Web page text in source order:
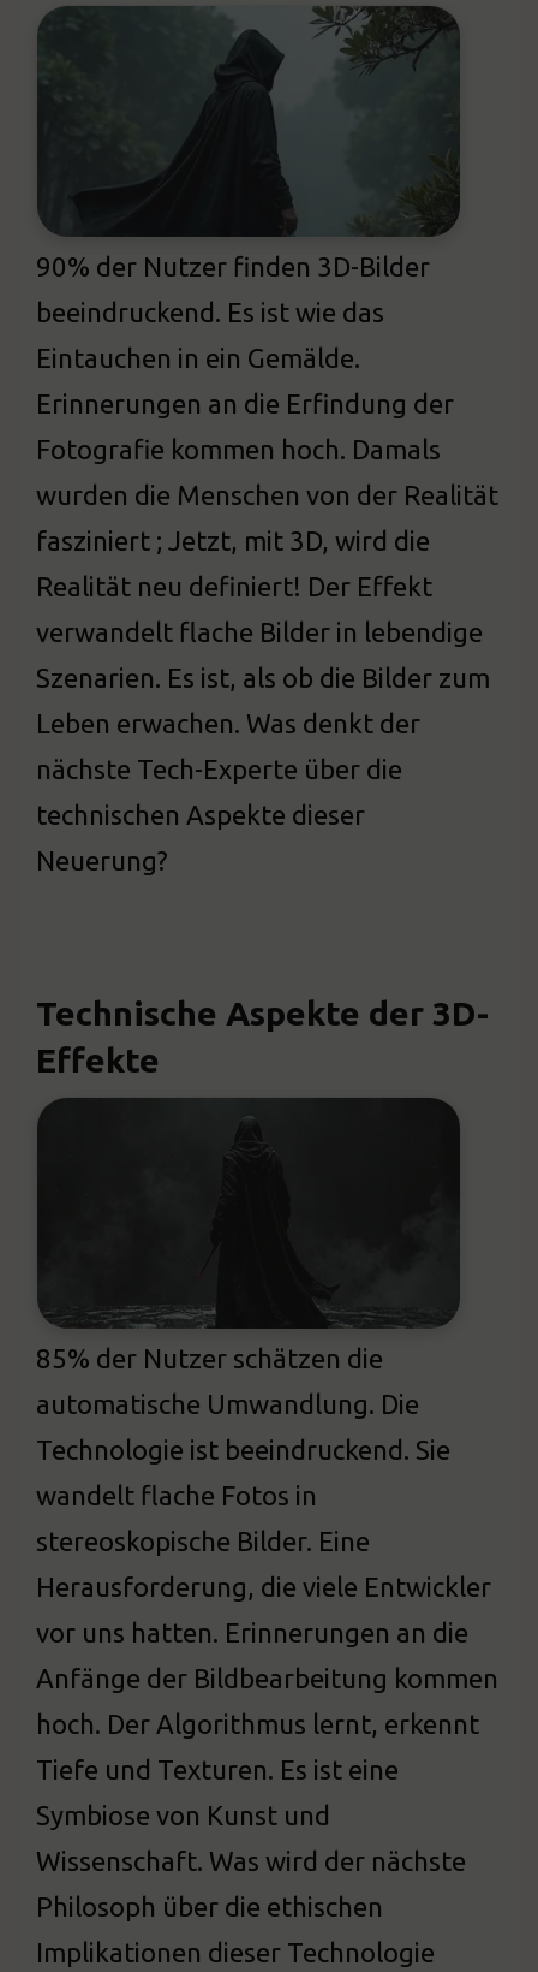
90% der Nutzer finden 3D-Bilder
beeindruckend. Es ist wie das
Eintauchen in ein Gemälde.
Erinnerungen an die Erfindung der
Fotografie kommen hoch. Damals
wurden die Menschen von der Realität
fasziniert ; Jetzt, mit 3D, wird die
Realität neu definiert! Der Effekt
verwandelt flache Bilder in lebendige
Szenarien. Es ist, als ob die Bilder zum
Leben erwachen. Was denkt der
nächste Tech-Experte über die
technischen Aspekte dieser
Neuerung?
Technische Aspekte der 3D-
Effekte
85% der Nutzer schätzen die
automatische Umwandlung. Die
Technologie ist beeindruckend. Sie
wandelt flache Fotos in
stereoskopische Bilder. Eine
Herausforderung, die viele Entwickler
vor uns hatten. Erinnerungen an die
Anfänge der Bildbearbeitung kommen
hoch. Der Algorithmus lernt, erkennt
Tiefe und Texturen. Es ist eine
Symbiose von Kunst und
Wissenschaft. Was wird der nächste
Philosoph über die ethischen
Implikationen dieser Technologie